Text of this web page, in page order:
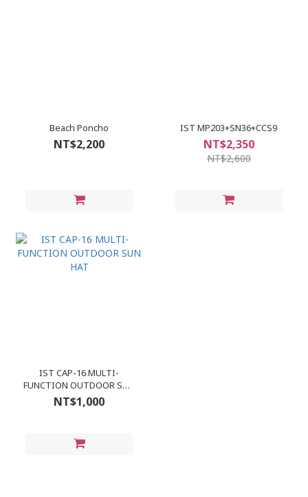
Beach Poncho
NT$2,200
IST MP203+SN36+CCS9
NT$2,350
NT$2,600
IST CAP-16 MULTI-
FUNCTION OUTDOOR SUN
HAT
NT$1,000